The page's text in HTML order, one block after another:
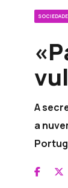
SOCIEDADE
A
a